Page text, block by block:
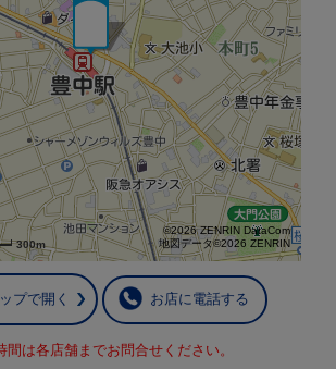
300m
©2026 ZENRIN DataCom
地図データ©2026 ZENRIN
プで開く お店に電話する
は各店舗までお問合せください。